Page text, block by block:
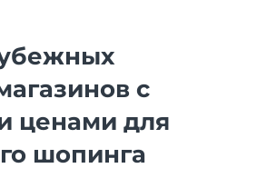
с
ценами для
шопинга